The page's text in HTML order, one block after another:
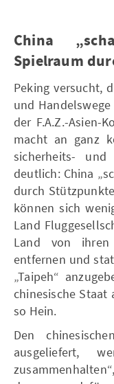
China
Spielraum
Peking versucht,
und
der F.A.Z.-Asien-
macht an ganz
sicherheits- und
deutlich: China
durch
können sich
Land
Land von
entfernen und
„Taipeh“
chinesische
so Hein.
Den
ausgeliefert,